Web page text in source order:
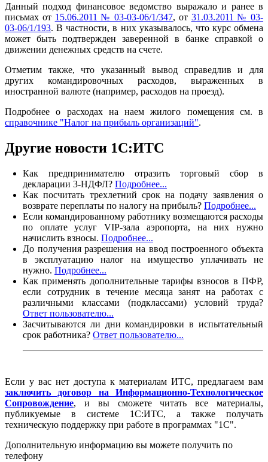
Данный подход финансовое ведомство выражало и ранее в
письмах от 15.06.2011 № 03-03-06/1/347, от 31.03.2011 № 03-
03-06/1/193. В частности, в них указывалось, что курс обмена
может быть подтвержден заверенной в банке справкой о
движении денежных средств на счете.
Отметим также, что указанный вывод справедлив и для
других командировочных расходов, выраженных в
иностранной валюте (например, расходов на проезд).
Подробнее о расходах на наем жилого помещения см. в
справочнике "Налог на прибыль организаций".
Другие новости 1С:ИТС
Как предпринимателю отразить торговый сбор в
декларации 3-НДФЛ? Подробнее...
Как посчитать трехлетний срок на подачу заявления о
возврате переплаты по налогу на прибыль? Подробнее...
Если командированному работнику возмещаются расходы
по оплате услуг VIP-зала аэропорта, на них нужно
начислить взносы. Подробнее...
До получения разрешения на ввод построенного объекта
в эксплуатацию налог на имущество уплачивать не
нужно. Подробнее...
Как применять дополнительные тарифы взносов в ПФР,
если сотрудник в течение месяца занят на работах с
различными классами (подклассами) условий труда?
Ответ пользователю...
Засчитываются ли дни командировки в испытательный
срок работника? Ответ пользователю...
Если у вас нет доступа к материалам ИТС, предлагаем вам
заключить договор на Информационно-Технологическое
Сопровождение, и вы сможете читать все материалы,
публикуемые в системе 1С:ИТС, а также получать
техническую поддержку при работе в программах "1С".
Дополнительную информацию вы можете получить по
телефону